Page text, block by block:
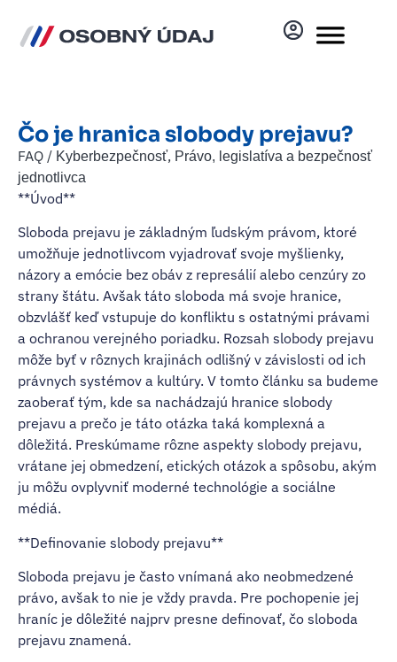
Čo je hranica slobody prejavu?
FAQ / Kyberbezpečnosť, Právo, legislatíva a bezpečnosť
jednotlivca
**Úvod**
Sloboda prejavu je základným ľudským právom, ktoré
umožňuje jednotlivcom vyjadrovať svoje myšlienky,
názory a emócie bez obáv z represálií alebo cenzúry zo
strany štátu. Avšak táto sloboda má svoje hranice,
obzvlášť keď vstupuje do konfliktu s ostatnými právami
a ochranou verejného poriadku. Rozsah slobody prejavu
môže byť v rôznych krajinách odlišný v závislosti od ich
právnych systémov a kultúry. V tomto článku sa budeme
zaoberať tým, kde sa nachádzajú hranice slobody
prejavu a prečo je táto otázka taká komplexná a
dôležitá. Preskúmame rôzne aspekty slobody prejavu,
vrátane jej obmedzení, etických otázok a spôsobu, akým
ju môžu ovplyvniť moderné technológie a sociálne
médiá.
**Definovanie slobody prejavu**
Sloboda prejavu je často vnímaná ako neobmedzené
právo, avšak to nie je vždy pravda. Pre pochopenie jej
hraníc je dôležité najprv presne definovať, čo sloboda
prejavu znamená.